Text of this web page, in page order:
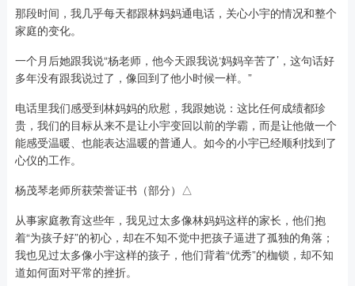
那段时间，我几乎每天都跟林妈妈通电话，关心小宇的情况和整个
家庭的变化。
一个月后她跟我说“杨老师，他今天跟我说‘妈妈辛苦了’，这句话好
多年没有跟我说过了，像回到了他小时候一样。”
电话里我们感受到林妈妈的欣慰，我跟她说：这比任何成绩都珍
贵，我们的目标从来不是让小宇变回以前的学霸，而是让他做一个
能感受温暖、也能表达温暖的普通人。如今的小宇已经顺利找到了
心仪的工作。
杨茂琴老师所获荣誉证书（部分）△
从事家庭教育这些年，我见过太多像林妈妈这样的家长，他们抱
着“为孩子好”的初心，却在不知不觉中把孩子逼进了孤独的角落；
我也见过太多像小宇这样的孩子，他们背着“优秀”的枷锁，却不知
道如何面对平常的挫折。